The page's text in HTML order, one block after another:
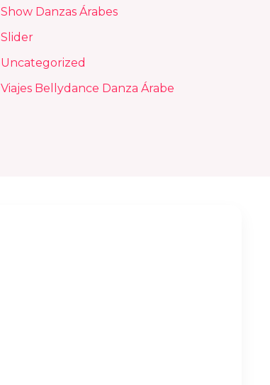
Show Danzas Árabes
Slider
Uncategorized
Viajes Bellydance Danza Árabe